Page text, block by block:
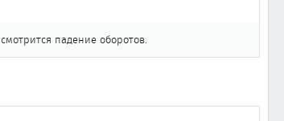
падение оборотов.